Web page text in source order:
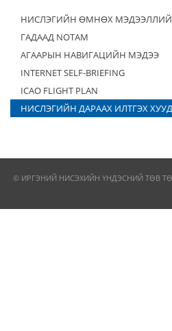
НИСЛЭГИЙН ӨМНӨХ
ГАДААД NOTAM
АГААРЫН НАВИГАЦИЙН МЭДЭЭ
INTERNET SELF-BRIEFING
ICAO FLIGHT PLAN
НИСЛЭГИЙН ДАРААХ ИЛТГЭХ
© ИРГЭНИЙ НИСЭХИЙН ҮНДЭСНИЙ ТӨВ